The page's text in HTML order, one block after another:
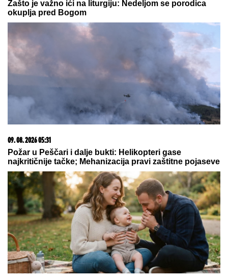
MARINA VISKOVIĆ U NIKAD
SMELIJEM STAJLINGU! U
kaubojkama i sa bezobraznim
prorezom na suknji pokazala
izvajane noge, a onda je sevnulo i
više nego što je planirala (Foto)by Aklamator
08. 08. 2026 07:36
Samo da mi dete bude dobro: Danas se majke mole
Svetoj Petki